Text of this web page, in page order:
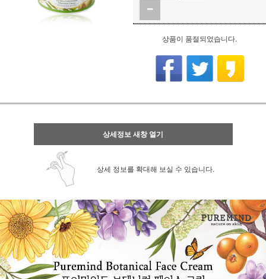
상품이 품절되었습니다.
상세정보 새창 열기
상세 정보를 확대해 보실 수 있습니다.